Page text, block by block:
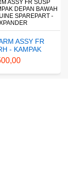
4162A413 - SHOCK
SUSP - SUSPENSI
SHOCKBREAKER
GENUINE
MITSUBISHI -
4162A413 -
ABSORBER RR
SUSPENSI
SHOCKBREAKER